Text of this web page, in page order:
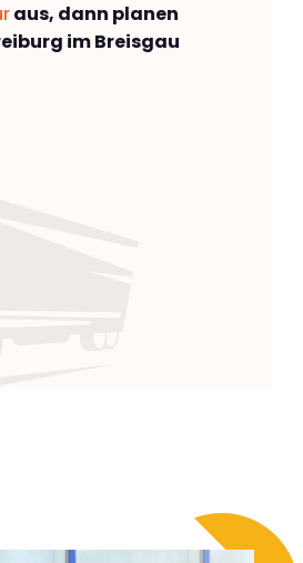
aus, dann planen
im Breisgau